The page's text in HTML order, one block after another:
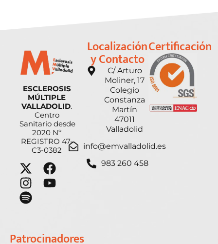
ESCLEROSIS
MÚLTIPLE
VALLADOLID.
Centro
Sanitario desde
2020 Nº
REGISTRO 47-
C3-0382
Localización
y Contacto
C/ Arturo
Moliner, 17
Colegio
Constanza
Martín
47011
Valladolid
info@emvalladolid.es
983 260 458
Certificación
Patrocinadores